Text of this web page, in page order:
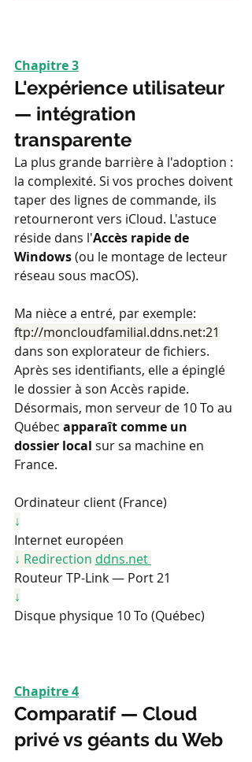
Chapitre 3
L'expérience utilisateur
— intégration
transparente
La plus grande barrière à l'adoption :
la complexité. Si vos proches doivent
taper des lignes de commande, ils
retourneront vers iCloud. L'astuce
réside dans l'Accès rapide de
Windows (ou le montage de lecteur
réseau sous macOS).
Ma nièce a entré, par exemple:
ftp://moncloudfamilial.ddns.net:21
dans son explorateur de fichiers.
Après ses identifiants, elle a épinglé
le dossier à son Accès rapide.
Désormais, mon serveur de 10 To au
Québec apparaît comme un
dossier local sur sa machine en
France.
Ordinateur client (France)
↓
Internet européen
↓ Redirection ddns.net
Routeur TP-Link — Port 21
↓
Disque physique 10 To (Québec)
Chapitre 4
Comparatif — Cloud
privé vs géants du Web